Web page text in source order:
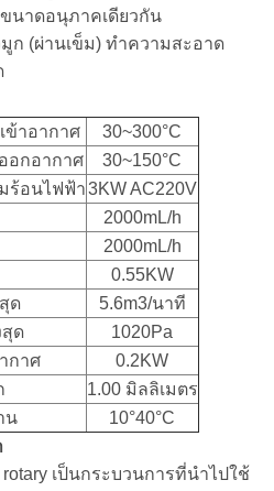
นาดอนุภาคเดียวกัน
(ผ่านเข็ม) ทําความสะอาด
าอากาศ
30~300°C
อกอากาศ
30~150°C
ร้อนไฟฟ้า3KW AC220V
2000mL/h
2000mL/h
0.55KW
ด
5.6m3/นาที
ด
1020Pa
กาศ
0.2KW
1.00 มิลลิเมตร
น
10°40°C
rotary เป็นกระบวนการที่นําไปใช้